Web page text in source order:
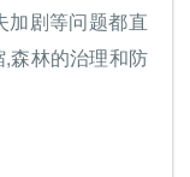
加剧等问题都直
森林的治理和防